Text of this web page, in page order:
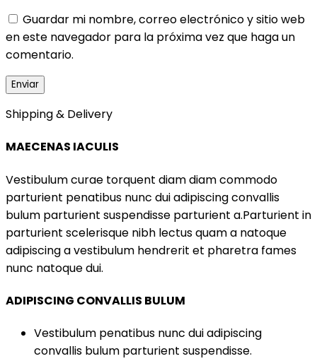
Guardar mi nombre, correo electrónico y sitio web
en este navegador para la próxima vez que haga un
comentario.
Shipping & Delivery
MAECENAS IACULIS
Vestibulum curae torquent diam diam commodo
parturient penatibus nunc dui adipiscing convallis
bulum parturient suspendisse parturient a.Parturient in
parturient scelerisque nibh lectus quam a natoque
adipiscing a vestibulum hendrerit et pharetra fames
nunc natoque dui.
ADIPISCING CONVALLIS BULUM
Vestibulum penatibus nunc dui adipiscing
convallis bulum parturient suspendisse.